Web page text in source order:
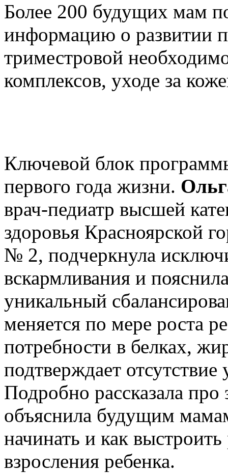
Более 200 будущих мам
информацию о развитии
триместровой
комплексов, уходе за
Ключевой блок
первого года жизни.
врач-педиатр высшей
здоровья Красноярской
№ 2, подчеркнула
вскармливания и
уникальный
меняется по мере роста
потребности в белках,
подтверждает
Подробно рассказала
объяснила будущим
начинать и как
взросления ребенка.